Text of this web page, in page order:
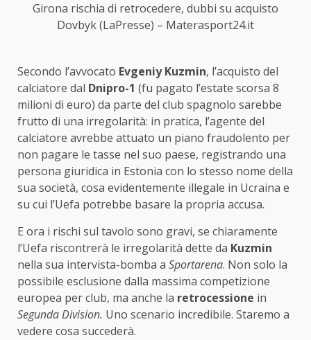
Girona rischia di retrocedere, dubbi su acquisto
Dovbyk (LaPresse) – Materasport24.it
Secondo l’avvocato Evgeniy Kuzmin, l’acquisto del
calciatore dal Dnipro-1 (fu pagato l’estate scorsa 8
milioni di euro) da parte del club spagnolo sarebbe
frutto di una irregolarità: in pratica, l’agente del
calciatore avrebbe attuato un piano fraudolento per
non pagare le tasse nel suo paese, registrando una
persona giuridica in Estonia con lo stesso nome della
sua società, cosa evidentemente illegale in Ucraina e
su cui l’Uefa potrebbe basare la propria accusa.
E ora i rischi sul tavolo sono gravi, se chiaramente
l’Uefa riscontrerà le irregolarità dette da Kuzmin
nella sua intervista-bomba a Sportarena. Non solo la
possibile esclusione dalla massima competizione
europea per club, ma anche la retrocessione in
Segunda Division. Uno scenario incredibile. Staremo a
vedere cosa succederà.